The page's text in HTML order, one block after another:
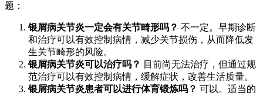
题：
银屑病关节炎一定会有关节畸形吗？ 不一定。早期诊断
和治疗可以有效控制病情，减少关节损伤，从而降低发
生关节畸形的风险。
银屑病关节炎可以治疗吗？ 目前尚无法治疗，但通过规
范治疗可以有效控制病情，缓解症状，改善生活质量。
银屑病关节炎患者可以进行体育锻炼吗？ 可以。适当的